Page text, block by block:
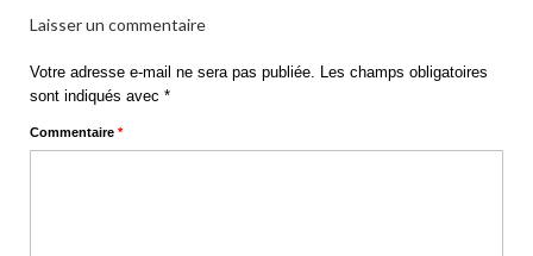
Laisser un commentaire
Votre adresse e-mail ne sera pas publiée. Les champs obligatoires
sont indiqués avec *
Commentaire *